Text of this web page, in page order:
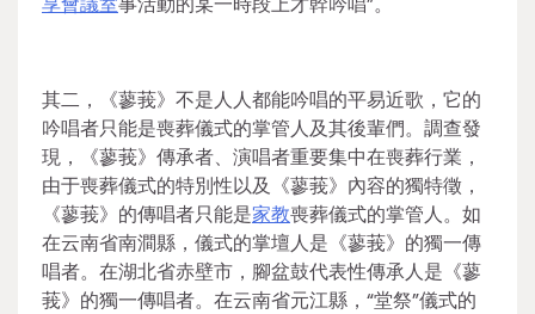
其二，《蓼莪》不是人人都能吟唱的平易近歌，它的
吟唱者只能是喪葬儀式的掌管人及其後輩們。調查發
現，《蓼莪》傳承者、演唱者重要集中在喪葬行業，
由于喪葬儀式的特別性以及《蓼莪》內容的獨特徵，
《蓼莪》的傳唱者只能是家教喪葬儀式的掌管人。如
在云南省南澗縣，儀式的掌壇人是《蓼莪》的獨一傳
唱者。在湖北省赤壁市，腳盆鼓代表性傳承人是《蓼
莪》的獨一傳唱者。在云南省元江縣，“堂祭”儀式的